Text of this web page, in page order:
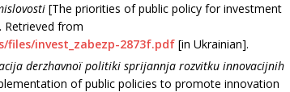
[The priorities of public policy for investment
Retrieved from
invest_zabezp-2873f.pdf [in Ukrainian].
derzhavnoї polіtiki sprijannja rozvitku іnnovacіjnih
of public policies to promote innovation